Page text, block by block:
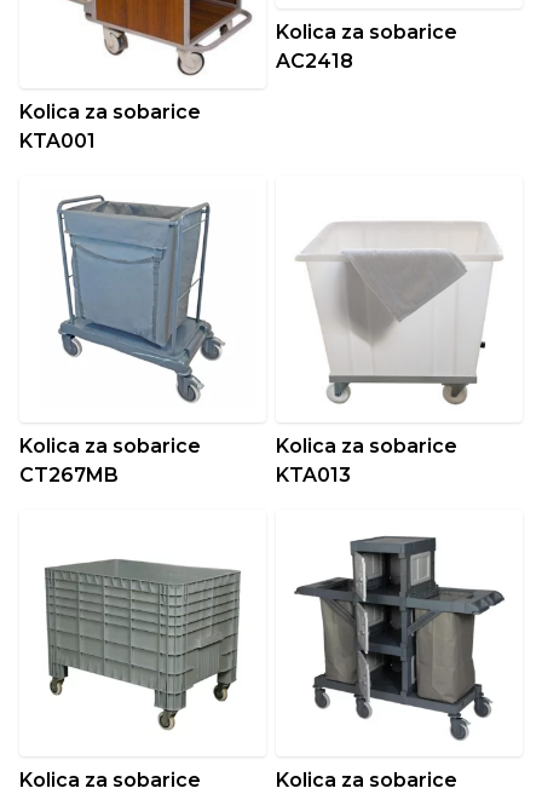
Kolica za sobarice
KTA001
Kolica za sobarice
AC2418
Kolica za sobarice
CT267MB
Kolica za sobarice
KTA013
Kolica za sobarice
Kolica za sobarice